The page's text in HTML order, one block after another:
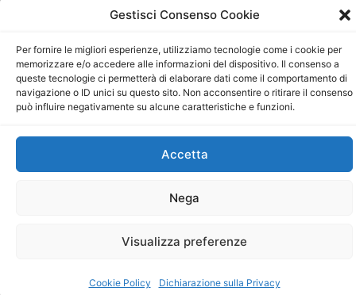
Gestisci Consenso Cookie
Per fornire le migliori esperienze, utilizziamo tecnologie come i cookie per
memorizzare e/o accedere alle informazioni del dispositivo. Il consenso a
queste tecnologie ci permetterà di elaborare dati come il comportamento di
navigazione o ID unici su questo sito. Non acconsentire o ritirare il consenso
può influire negativamente su alcune caratteristiche e funzioni.
Accetta
Nega
Visualizza preferenze
Cookie Policy Dichiarazione sulla Privacy